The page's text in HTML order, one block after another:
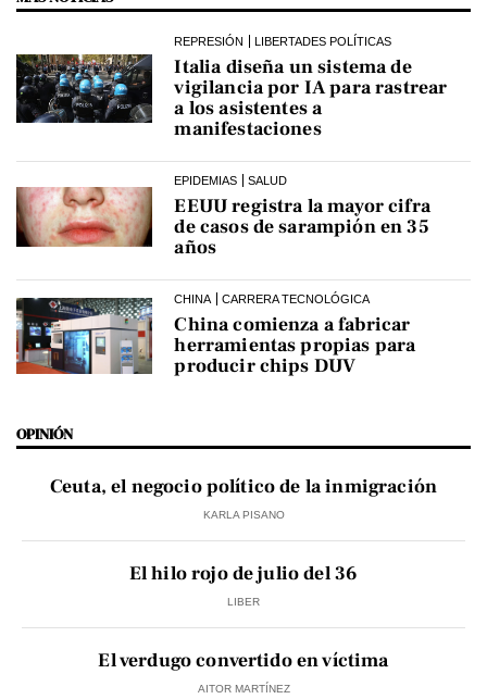
REPRESIÓN LIBERTADES POLÍTICAS
Italia diseña un sistema de
vigilancia por IA para rastrear
a los asistentes a
manifestaciones
EPIDEMIAS SALUD
EEUU registra la mayor cifra
de casos de sarampión en 35
años
CHINA CARRERA TECNOLÓGICA
China comienza a fabricar
herramientas propias para
producir chips DUV
OPINIÓN
Ceuta, el negocio político de la inmigración
KARLA PISANO
El hilo rojo de julio del 36
LIBER
El verdugo convertido en víctima
AITOR MARTÍNEZ